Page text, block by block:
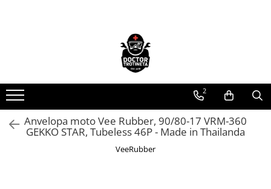
Toate produsele
Piese de schimb
https://www.doctortrotineta.ro/electrica
Acceleratie
2
Anvelopa moto Vee Rubber, 90/80-17 VRM-360
GEKKO STAR, Tubeless 46P - Made in Thailanda
VeeRubber